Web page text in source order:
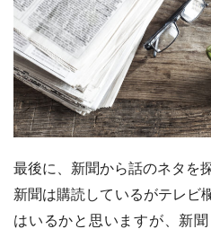
最後に、新聞から話のネタを
新聞は購読しているがテレビ
はいるかと思いますが、新